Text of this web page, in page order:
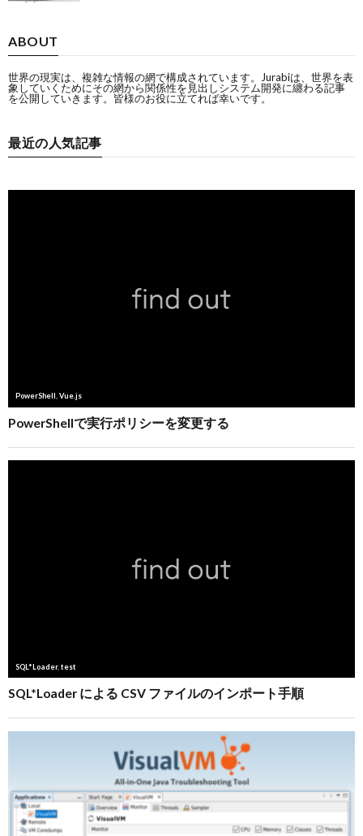
ABOUT
世界の現実は、複雑な情報の網で構成されています。Jurabiは、世界を表
象していくためにその網から関係性を見出しシステム開発に纏わる記事
を公開していきます。皆様のお役に立てれば幸いです。
最近の人気記事